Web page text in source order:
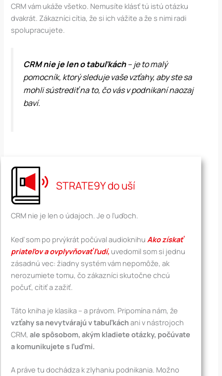
CRM vám ukáže všetko. Nemusíte klásť tú istú otázku
dvakrát. Zákazníci cítia, že si ich vážite a že s nimi radi
spolupracujete.
CRM nie je len o tabuľkách– je to malý
pomocník, ktorý sleduje vaše vzťahy, aby ste sa
mohli sústrediť na to, čo vás v podnikaní naozaj
baví.
STRATE9Y do uší
CRM nie je len o údajoch. Je o ľuďoch.
Keď som po prvýkrát počúval audioknihu Ako získať
priateľov a ovplyvňovať ľudí, uvedomil som si jednu
zásadnú vec: žiadny systém vám nepomôže, ak
nerozumiete tomu, čo zákazníci skutočne chcú
počuť, cítiť a zažiť.
Táto kniha je klasika – a právom. Pripomína nám, že
vzťahy sa nevytvárajú v tabuľkáchani v nástrojoch
CRM,ale spôsobom, akým kladiete otázky, počúvate
a komunikujete s ľuďmi.
A práve tu dochádza k zlyhaniu podnikania. Možno